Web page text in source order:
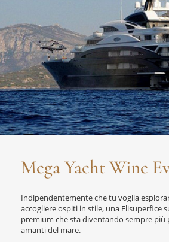
Mega Yacht Wine
Indipendentemente che tu voglia
accogliere ospiti in stile, una Elisuperfice
premium che sta diventando sempre
amanti del mare.